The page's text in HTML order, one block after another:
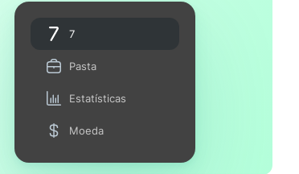
7
Pasta
Estatísticas
Moeda